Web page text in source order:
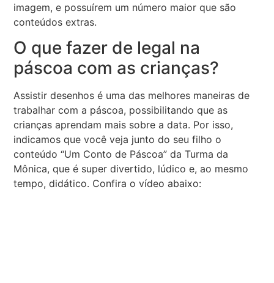
imagem, e possuírem um número maior que são
conteúdos extras.
O que fazer de legal na
páscoa com as crianças?
Assistir desenhos é uma das melhores maneiras de
trabalhar com a páscoa, possibilitando que as
crianças aprendam mais sobre a data. Por isso,
indicamos que você veja junto do seu filho o
conteúdo “Um Conto de Páscoa” da Turma da
Mônica, que é super divertido, lúdico e, ao mesmo
tempo, didático. Confira o vídeo abaixo: